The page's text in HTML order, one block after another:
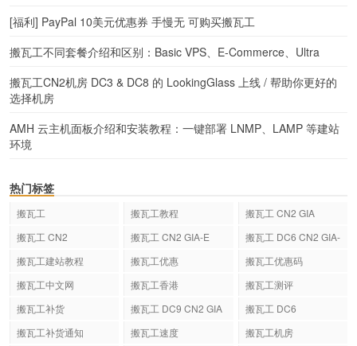
[福利] PayPal 10美元优惠券 手慢无 可购买搬瓦工
搬瓦工不同套餐介绍和区别：Basic VPS、E-Commerce、Ultra
搬瓦工CN2机房 DC3 & DC8 的 LookingGlass 上线 / 帮助你更好的
选择机房
AMH 云主机面板介绍和安装教程：一键部署 LNMP、LAMP 等建站
环境
热门标签
搬瓦工 搬瓦工教程
搬瓦工 CN2 GIA
搬瓦工 CN2
搬瓦工 CN2 GIA-E
搬瓦工 DC6 CN2 GIA-
搬瓦工建站教程 搬瓦工优惠
搬瓦工优惠码
搬瓦工中文网
搬瓦工香港
搬瓦工测评
搬瓦工补货
搬瓦工 DC9 CN2 GIA
搬瓦工 DC6
搬瓦工补货通知
搬瓦工速度 搬瓦工机房